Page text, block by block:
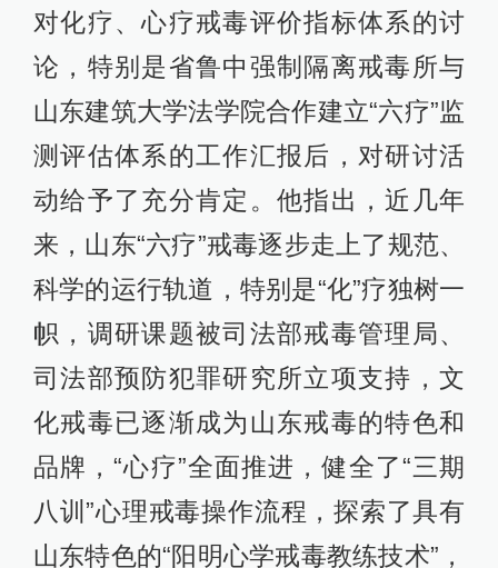
对化疗、心疗戒毒评价指标体系的讨
论，特别是省鲁中强制隔离戒毒所与
山东建筑大学法学院合作建立“六疗”监
测评估体系的工作汇报后，对研讨活
动给予了充分肯定。他指出，近几年
来，山东“六疗”戒毒逐步走上了规范、
科学的运行轨道，特别是“化”疗独树一
帜，调研课题被司法部戒毒管理局、
司法部预防犯罪研究所立项支持，文
化戒毒已逐渐成为山东戒毒的特色和
品牌，“心疗”全面推进，健全了“三期
八训”心理戒毒操作流程，探索了具有
山东特色的“阳明心学戒毒教练技术”，